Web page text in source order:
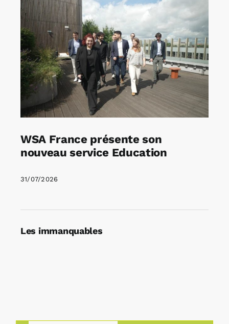
WSA France présente son
nouveau service Education
31/07/2026
Les immanquables